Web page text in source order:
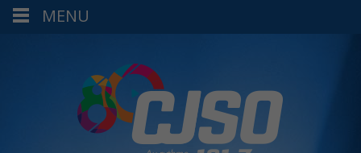
MENU